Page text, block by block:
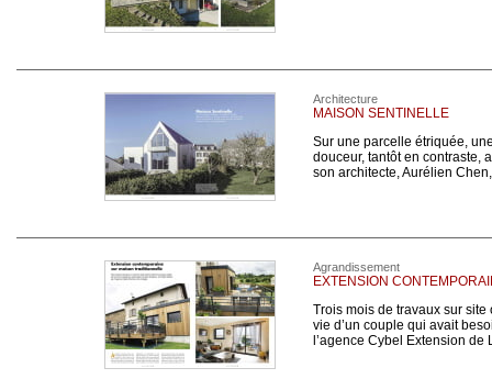
Architecture
MAISON SENTINELLE
Sur une parcelle étriquée,
douceur, tantôt en contraste,
son architecte, Aurélien
Agrandissement
EXTENSION
Trois mois de travaux sur
vie d’un couple qui avait
l’agence Cybel Extension de